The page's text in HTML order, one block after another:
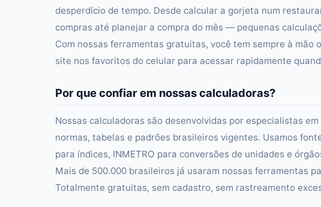
desperdício de tempo. Desde calcular a gorjeta num
compras até planejar a compra do mês — pequenas
Com nossas ferramentas gratuitas, você tem sempre à mão
site nos favoritos do celular para acessar rapidamente
Por que confiar em nossas calculadoras?
Nossas calculadoras são desenvolvidas por especialistas
normas, tabelas e padrões brasileiros vigentes. Usamos
para índices, INMETRO para conversões de unidades e
Mais de 500.000 brasileiros já usaram nossas ferramentas
Totalmente gratuitas, sem cadastro, sem rastreamento